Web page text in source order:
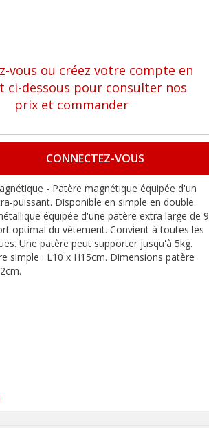
vous ou créez votre compte en
ci-dessous pour consulter nos
prix et commander
CONNECTEZ-VOUS
- Patère magnétique équipée d'un
puissant. Disponible en simple en double
équipée d'une patère extra large de 9
optimal du vêtement. Convient à toutes les
Une patère peut supporter jusqu'à 5kg.
simple : L10 x H15cm. Dimensions patère